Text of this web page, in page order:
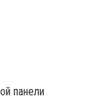
панели